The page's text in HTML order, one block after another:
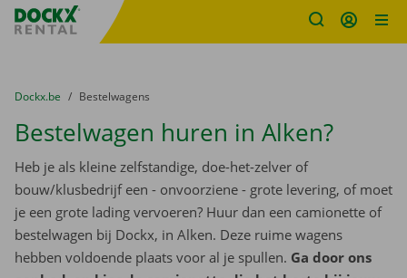
Fratello DEMO
U bevindt zich hier:
van
Dockx.be naar
Bestelwagens
Bestelwagen huren in Alken?
Heb je als kleine zelfstandige, doe-het-zelver of
bouw/klusbedrijf een - onvoorziene - grote levering, of moet
je een grote lading vervoeren? Huur dan een camionette of
bestelwagen bij Dockx, in Alken. Deze ruime wagens
hebben voldoende plaats voor al je spullen. Ga door ons